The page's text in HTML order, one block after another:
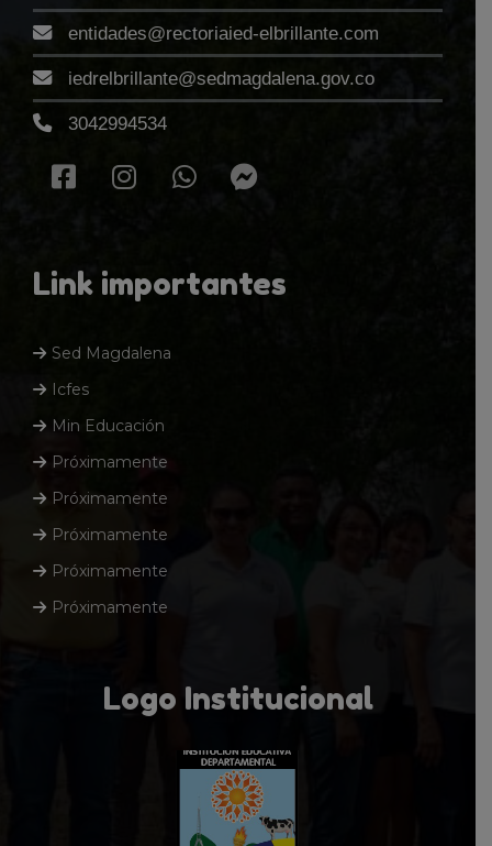
entidades@rectoriaied-elbrillante.com
iedrelbrillante@sedmagdalena.gov.co
3042994534
Link importantes
Sed Magdalena
Icfes
Min Educación
Próximamente
Próximamente
Próximamente
Próximamente
Próximamente
Logo Institucional